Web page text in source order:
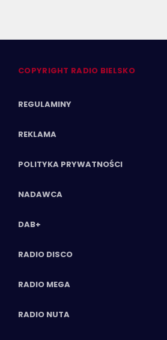
COPYRIGHT RADIO BIELSKO
REGULAMINY
REKLAMA
POLITYKA PRYWATNOŚCI
NADAWCA
DAB+
RADIO DISCO
RADIO MEGA
RADIO NUTA